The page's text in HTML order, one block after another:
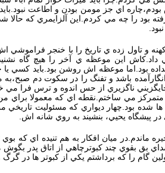
اي جز مومن بودن و اطاعت
بود را چه مي كردم.اين آلزايمري كه
و تاول زده ي تاريخ را با خنجر
اين موعظه ي آخر را هيچ گاه
بود.اما موعظه اش روشن بود.بايد كسي
باشد و تفنگ را در سكوت دم
جايگزيني ناگزيري از حس اندوه و ترس
متمركز مي ساختم.نقطه اي كه معمولا براي
شده بود.چهار ديواري كه مسئوليت
در پيشگاه يحيي، بنشيند به روي شانه اش.
ماندم.در ميان افكار به هم تنيده اي كه
صداي بق بقوي چند كبوترچاهي از اتاق پدر
گام را كه برداشتم يكي از كبوتر ها